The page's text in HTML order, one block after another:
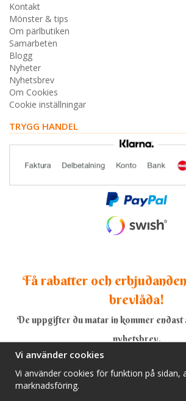
Kontakt
Mönster & tips
Om pärlbutiken
Samarbeten
Blogg
Nyheter
Nyhetsbrev
Om Cookies
Cookie inställningar
TRYGG HANDEL
Få rabatter och
brevlåda!
De uppgifter du matar in kommer endast
nyhetsbrev.
Vi använder cookies
Vi använder cookies för funktion på sidan,
marknadsföring.